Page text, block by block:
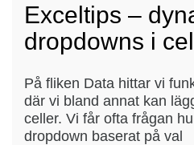
Exceltips –
dropdowns i
På fliken Data hittar vi
där vi bland annat kan
celler. Vi får ofta frågan
dropdown baserat på val